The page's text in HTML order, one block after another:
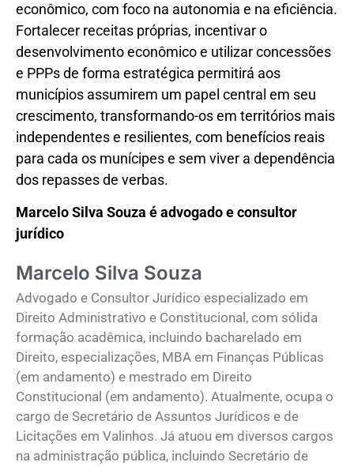
econômico, com foco na autonomia e na eficiência.
Fortalecer receitas próprias, incentivar o
desenvolvimento econômico e utilizar concessões
e PPPs de forma estratégica permitirá aos
municípios assumirem um papel central em seu
crescimento, transformando-os em territórios mais
independentes e resilientes, com benefícios reais
para cada os munícipes e sem viver a dependência
dos repasses de verbas.
Marcelo Silva Souza é advogado e consultor
jurídico
Marcelo Silva Souza
Advogado e Consultor Jurídico especializado em
Direito Administrativo e Constitucional, com sólida
formação acadêmica, incluindo bacharelado em
Direito, especializações, MBA em Finanças Públicas
(em andamento) e mestrado em Direito
Constitucional (em andamento). Atualmente, ocupa o
cargo de Secretário de Assuntos Jurídicos e de
Licitações em Valinhos. Já atuou em diversos cargos
na administração pública, incluindo Secretário de